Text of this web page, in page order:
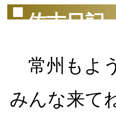
佐古日
常州もよ
みんな来て